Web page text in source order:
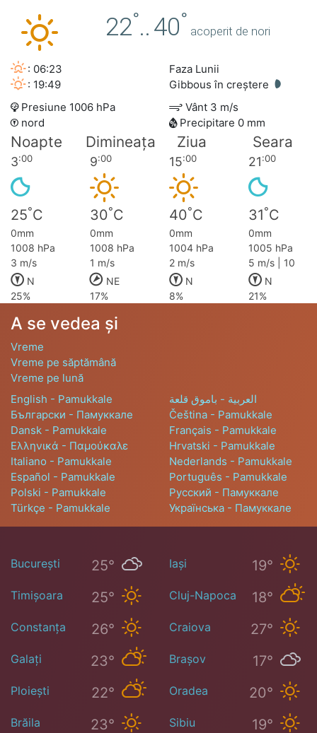
22°..40°
acoperit de nori
: 06:23
: 19:49
Faza Lunii
Gibbous în creștere
Presiune 1006 hPa
Vânt 3 m/s
nord
Precipitare 0 mm
Noapte Dimineața Ziua Seara
3:00 9:00 15:00 21:00
25°C 30°C 40°C 31°C
0mm 0mm 0mm
0mm
1008 hPa
1008 hPa 1004 hPa
1005 hPa
3 m/s
1 m/s 2 m/s
5 m/s | 10
N
NE N
N
25%
17% 8% 21%
A se vedea și
Vreme
Vreme pe săptămână
Vreme pe lună
English - Pamukkale
العربية - باموق قلعة
Български - Памуккале
Čeština - Pamukkale
Dansk - Pamukkale
Français - Pamukkale
Ελληνικά - Παμούκαλε
Hrvatski - Pamukkale
Italiano - Pamukkale
Nederlands - Pamukkale
Español - Pamukkale
Português - Pamukkale
Polski - Pamukkale
Русский - Памуккале
Türkçe - Pamukkale
Українська - Памуккале
București 25° Iași 19°
Timișoara 25° Cluj-Napoca 18°
Constanța 26° Craiova 27°
Galați 23° Brașov 17°
Ploiești 22° Oradea 20°
Brăila 23° Sibiu 19°